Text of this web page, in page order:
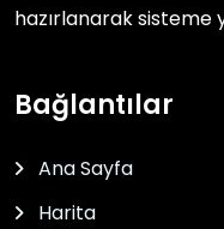
hazırlanarak sisteme
Bağlantılar
Ana Sayfa
Harita